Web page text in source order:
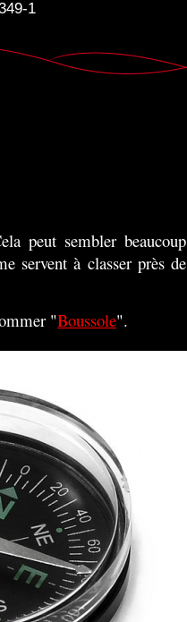
1
peut sembler beaucoup
servent à classer près de
"Boussole".